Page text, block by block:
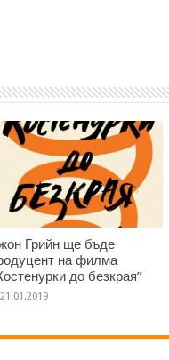
Грийн ще бъде
на филма
до безкрая”
21.01.2019